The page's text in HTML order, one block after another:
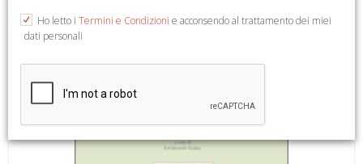
Ho letto i Termini e Condizioni e acconsendo al trattamento dei miei
dati personali